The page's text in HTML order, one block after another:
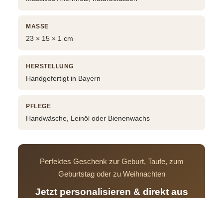
MASSE
23 × 15 × 1 cm
HERSTELLUNG
Handgefertigt in Bayern
PFLEGE
Handwäsche, Leinöl oder Bienenwachs
Perfektes Geschenk zur Geburt, Taufe, zum
Geburtstag oder zu Weihnachten
Jetzt personalisieren & direkt aus